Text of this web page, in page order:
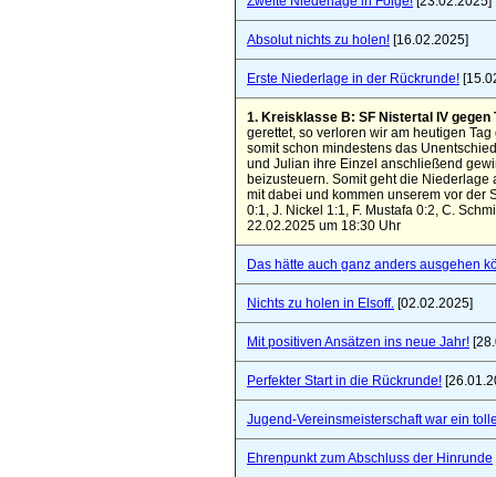
Absolut nichts zu holen! [16.02.2025]
Erste Niederlage in der Rückrunde!
1. Kreisklasse B: SF Nistertal IV gegen
gerettet, so verloren wir am heutigen
somit schon mindestens das
und Julian ihre Einzel anschließend
beizusteuern. Somit geht die
mit dabei und kommen unserem vor der
0:1, J. Nickel 1:1, F. Mustafa 0:2, C.
22.02.2025 um 18:30 Uhr
Das hätte auch ganz anders ausgehen
Nichts zu holen in Elsoff. [02.02.2025]
Mit positiven Ansätzen ins neue Jahr!
Perfekter Start in die Rückrunde!
Jugend-Vereinsmeisterschaft war ein
Ehrenpunkt zum Abschluss der Hinrunde